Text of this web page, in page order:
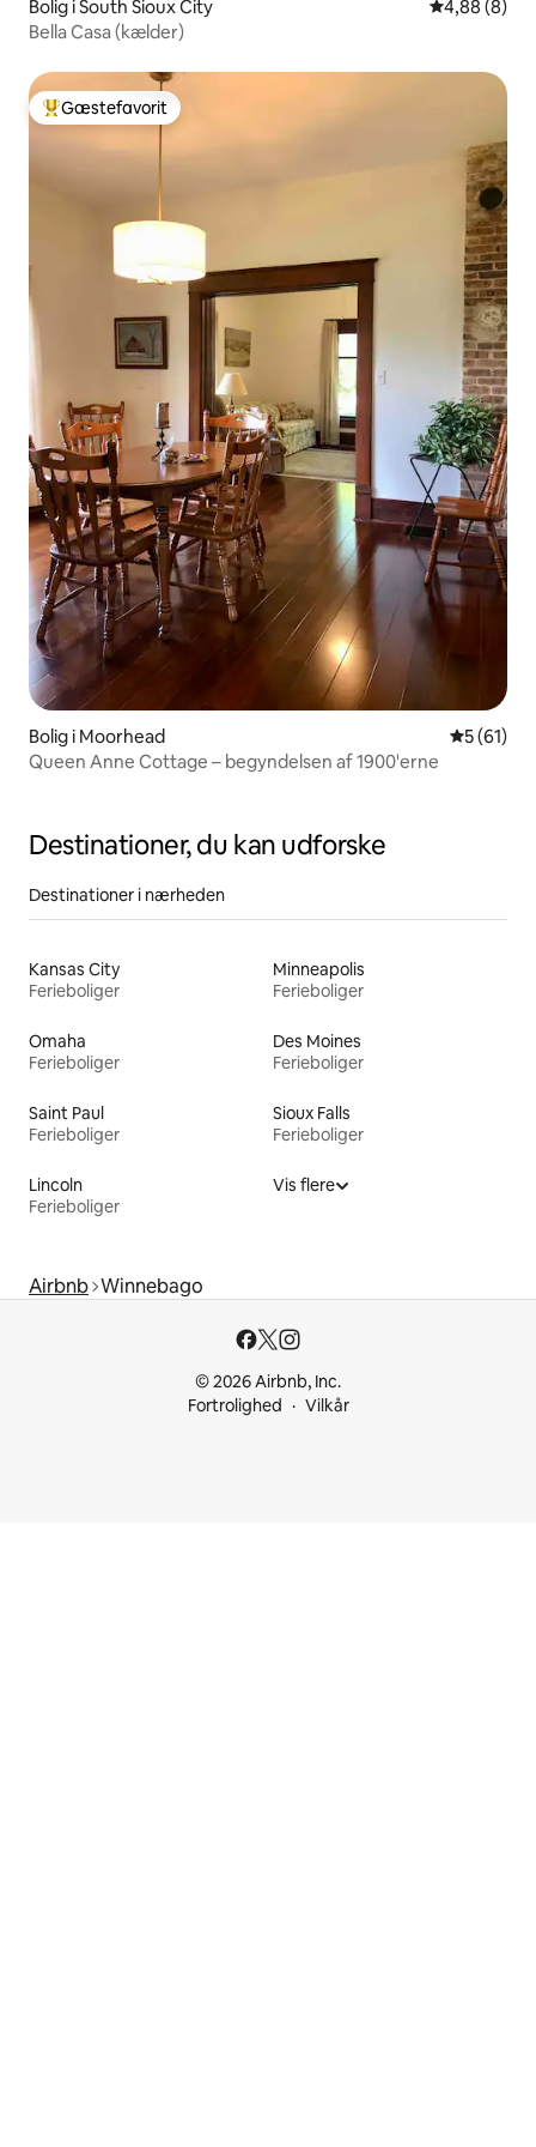
Bolig i South Sioux City 4,88 ud af 5
4,88 (8)
Bella Casa (kælder)
Bedste gæstefavorit
Gæstefavorit
Bolig i Moorhead 5 ud af 5 i
5 (61)
Queen Anne Cottage – begyndelsen af 1900'erne
Destinationer, du kan udforske
Destinationer i nærheden
Kansas City
Ferieboliger
Minneapolis
Ferieboliger
Omaha
Ferieboliger
Des Moines
Ferieboliger
Saint Paul
Ferieboliger
Sioux Falls
Ferieboliger
Lincoln
Ferieboliger
Vis flere
Airbnb Winnebago
© 2026 Airbnb, Inc.
Fortrolighed
Vilkår